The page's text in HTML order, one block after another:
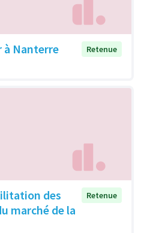
à Nanterre
Retenue
des
marché de la
Retenue